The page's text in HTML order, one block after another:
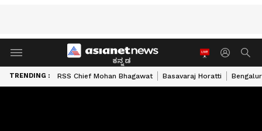
ಕನ್ನಡ
TRENDING : RSS Chief Mohan Bhagawat Basavaraj Horatti